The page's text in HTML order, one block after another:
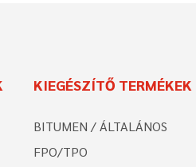
KIEGÉSZÍTŐ TERMÉKEK
BITUMEN / ÁLTALÁNOS
FPO/TPO